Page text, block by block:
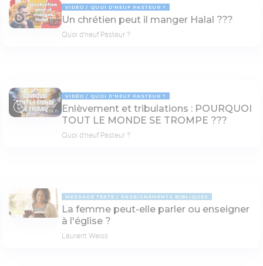
17:21
VIDÉO QUOI D'NEUF PASTEUR ?
Un chrétien peut il manger Halal ???
Quoi d'neuf Pasteur ?
78:19
VIDÉO QUOI D'NEUF PASTEUR ?
Enlèvement et tribulations : POURQUOI
TOUT LE MONDE SE TROMPE ???
Quoi d'neuf Pasteur ?
MESSAGE TEXTE ENSEIGNEMENTS BIBLIQUES
La femme peut-elle parler ou enseigner
à l'église ?
Laurent Weiss